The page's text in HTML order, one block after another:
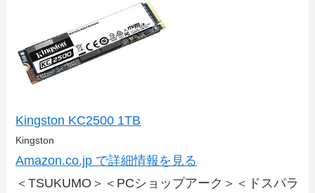
Kingston KC2500 1TB
Kingston
Amazon.co.jp で詳細情報を見る
＜TSUKUMO＞＜PCショップアーク＞＜ドスパラ